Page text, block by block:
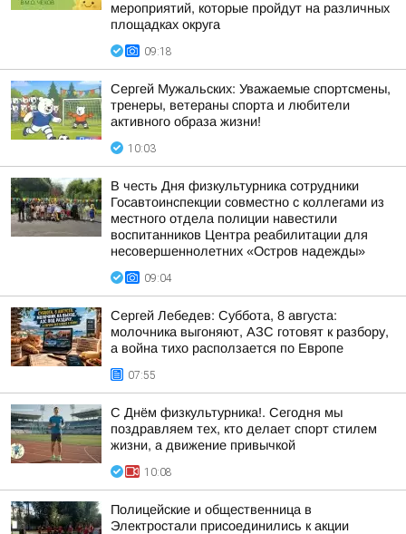
мероприятий, которые пройдут на различных
площадках округа
09:18
Сергей Мужальских: Уважаемые спортсмены,
тренеры, ветераны спорта и любители
активного образа жизни!
10:03
В честь Дня физкультурника сотрудники
Госавтоинспекции совместно с коллегами из
местного отдела полиции навестили
воспитанников Центра реабилитации для
несовершеннолетних «Остров надежды»
09:04
Сергей Лебедев: Суббота, 8 августа:
молочника выгоняют, АЗС готовят к разбору,
а война тихо расползается по Европе
07:55
С Днём физкультурника!. Сегодня мы
поздравляем тех, кто делает спорт стилем
жизни, а движение привычкой
10:08
Полицейские и общественница в
Электростали присоединились к акции